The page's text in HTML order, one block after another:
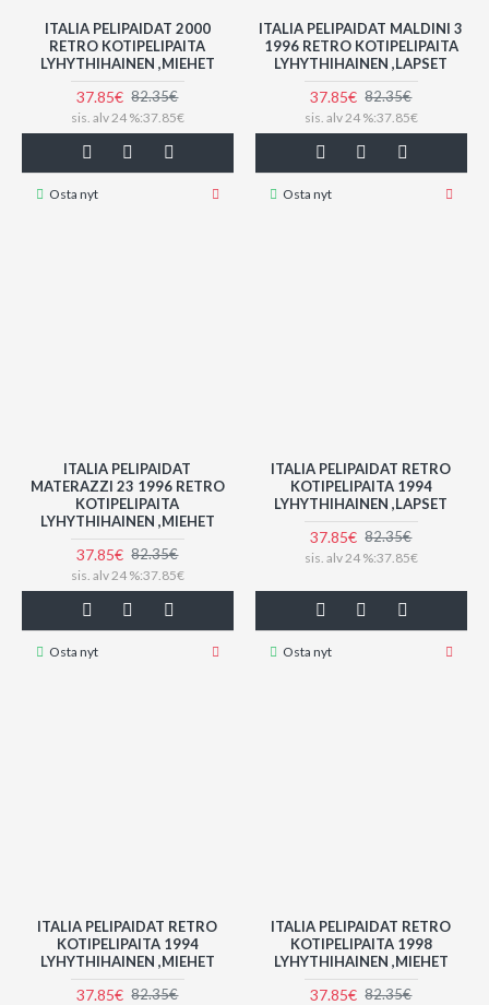
ITALIA PELIPAIDAT 2000
RETRO KOTIPELIPAITA
LYHYTHIHAINEN ,MIEHET
37.85€ 82.35€
sis. alv 24 %:37.85€
Osta nyt
ITALIA PELIPAIDAT MALDINI 3
1996 RETRO KOTIPELIPAITA
LYHYTHIHAINEN ,LAPSET
37.85€ 82.35€
sis. alv 24 %:37.85€
Osta nyt
ITALIA PELIPAIDAT
MATERAZZI 23 1996 RETRO
KOTIPELIPAITA
LYHYTHIHAINEN ,MIEHET
37.85€ 82.35€
sis. alv 24 %:37.85€
Osta nyt
ITALIA PELIPAIDAT RETRO
KOTIPELIPAITA 1994
LYHYTHIHAINEN ,LAPSET
37.85€ 82.35€
sis. alv 24 %:37.85€
Osta nyt
ITALIA PELIPAIDAT RETRO
KOTIPELIPAITA 1994
LYHYTHIHAINEN ,MIEHET
37.85€ 82.35€
ITALIA PELIPAIDAT RETRO
KOTIPELIPAITA 1998
LYHYTHIHAINEN ,MIEHET
37.85€ 82.35€